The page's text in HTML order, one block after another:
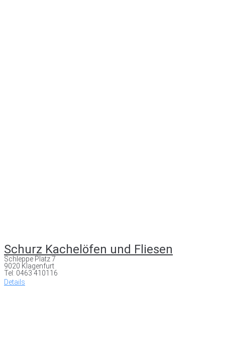
Schurz Kachelöfen und Fliesen
Schleppe Platz 7
9020 Klagenfurt
Tel: 0463 410116
Details